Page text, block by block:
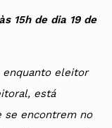
15h de dia 19 de
enquanto eleitor
está
se encontrem no